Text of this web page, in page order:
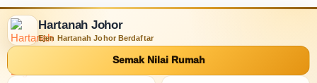
Hartanah Johor
Ejen Hartanah Johor Berdaftar
Semak Nilai Rumah